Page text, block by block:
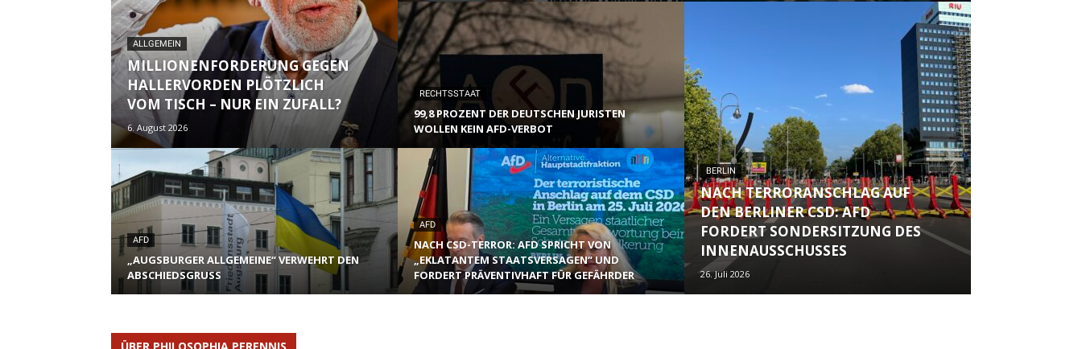
ALLGEMEIN
MILLIONENFORDERUNG GEGEN
HALLERVORDEN PLÖTZLICH
VOM TISCH – NUR EIN ZUFALL?
6. August 2026
AFD
„AUGSBURGER ALLGEMEINE“ VERWEHRT DEN
ABSCHIEDSGRUSS
RECHTSSTAAT
99,8 PROZENT DER DEUTSCHEN JURISTEN
WOLLEN KEIN AFD-VERBOT
AFD
NACH CSD-TERROR: AFD SPRICHT VON
„EKLATANTEM STAATSVERSAGEN“ UND
FORDERT PRÄVENTIVHAFT FÜR GEFÄHRDER
BERLIN
NACH TERRORANSCHLAG AUF
DEN BERLINER CSD: AFD
FORDERT SONDERSITZUNG DES
INNENAUSSCHUSSES
26. Juli 2026
ÜBER PHILOSOPHIA PERENNIS